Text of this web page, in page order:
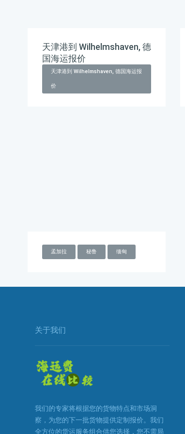
天津港到 Wilhelmshaven, 德
国海运报价
天津港到 Wilhelmshaven, 德国海运报
价
孟加拉 秘鲁 缅甸
关于我们
我们的专家将根据您的货物特点和市场洞
察，为您的下一批货物提供定制报价。我们
全方位的货运服务组合供您选择，您不需局